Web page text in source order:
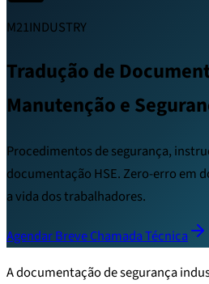
M21INDUSTRY
Tradução de
Manutenção e
Procedimentos de segurança,
documentação HSE. Zero-erro em
a vida dos trabalhadores.
Agendar Breve Chamada Técnica
A documentação de segurança